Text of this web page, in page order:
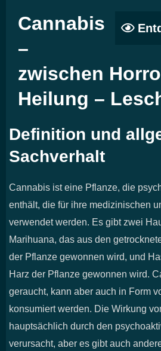
Cannabis
–
zwischen
Heilung –
Definition und
Sachverhalt
Cannabis ist eine Pflanze, die
enthält, die für ihre medizinischen
verwendet werden. Es gibt zwei
Marihuana, das aus den
der Pflanze gewonnen wird, und
Harz der Pflanze gewonnen wird.
geraucht, kann aber auch in Form
konsumiert werden. Die Wirkung
hauptsächlich durch den
verursacht, aber es gibt auch